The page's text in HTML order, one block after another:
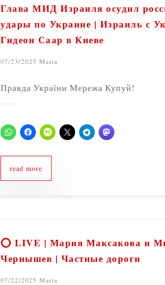
Глава МИД Израиля осудил
удары по Украине | Израиль с
Гидеон Саар в Киеве
07/23/2025 Maria
Правда України Мережа Купуй!
read more
⭕ LIVE | Мария Максакова и
Чернышев | Частные дороги
07/22/2025 Maria